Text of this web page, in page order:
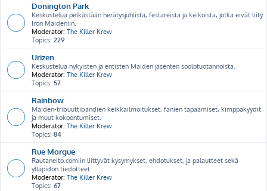
Donington Park
Keskustelua pelkästään herätysjuhlista, festareista ja keikoista, jotka eivät liity
Iron Maideniin.
Moderator: The Killer Krew
Topics: 229
Urizen
Keskustelua nykyisten ja entisten Maiden jäsenten soolotuotannoista.
Moderator: The Killer Krew
Topics: 57
Rainbow
Maiden-tribuuttibändien keikkailmoitukset, fanien tapaamiset, kimppakyydit
ja muut kokoontumiset.
Moderator: The Killer Krew
Topics: 84
Rue Morgue
Rautaneito.comiin liittyvät kysymykset, ehdotukset, ja palautteet sekä
ylläpidon tiedotteet.
Moderator: The Killer Krew
Topics: 67